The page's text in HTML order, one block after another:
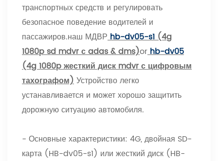
транспортных средств и регулировать
безопасное поведение водителей и
пассажиров.наш МДВРhb-dv05-s1(4g
1080p sd mdvr с adas & dms)orhb-dv05
(4g 1080p жесткий диск mdvr с цифровым
тахографом)Устройство легко
устанавливается и может хорошо защитить
дорожную ситуацию автомобиля.
- Основные характеристики: 4G, двойная SD-
карта (HB-dv05-s1) или жесткий диск (HB-